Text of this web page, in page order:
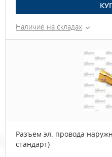
Наличие на складах
Разъем эл. провода
стандарт)